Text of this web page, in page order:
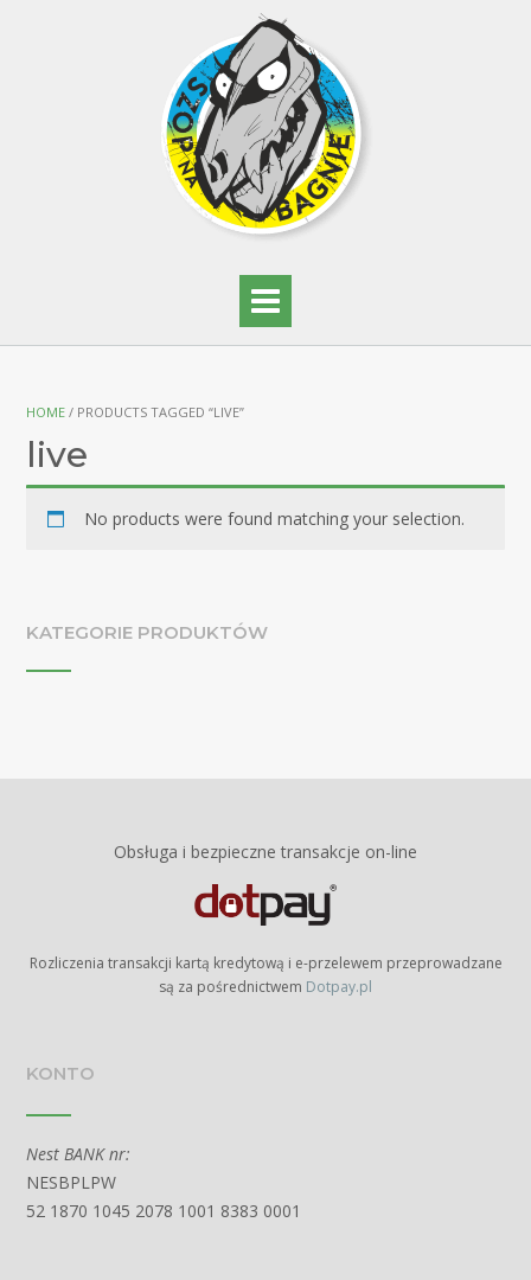
HOME / PRODUCTS TAGGED “LIVE”
live
No products were found matching your selection.
KATEGORIE PRODUKTÓW
Obsługa i bezpieczne transakcje on-line
Rozliczenia transakcji kartą kredytową i e-przelewem przeprowadzane
są za pośrednictwem Dotpay.pl
KONTO
Nest BANK nr:
NESBPLPW
52 1870 1045 2078 1001 8383 0001